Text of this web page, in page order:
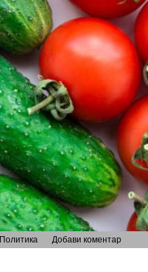
Политика Добави коментар